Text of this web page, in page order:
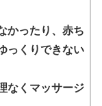
かったり、赤ち
っくりできない
なくマッサージ